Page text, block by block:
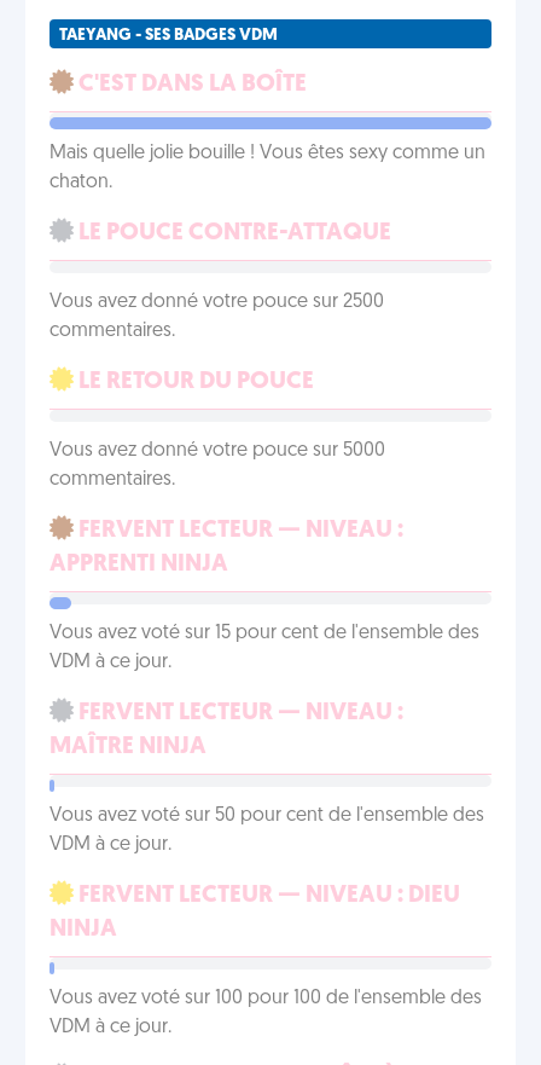
TAEYANG - SES BADGES VDM
C'EST DANS LA BOÎTE
Mais quelle jolie bouille ! Vous êtes sexy comme un
chaton.
LE POUCE CONTRE-ATTAQUE
Vous avez donné votre pouce sur 2500
commentaires.
LE RETOUR DU POUCE
Vous avez donné votre pouce sur 5000
commentaires.
FERVENT LECTEUR — NIVEAU :
APPRENTI NINJA
Vous avez voté sur 15 pour cent de l'ensemble des
VDM à ce jour.
FERVENT LECTEUR — NIVEAU :
MAÎTRE NINJA
Vous avez voté sur 50 pour cent de l'ensemble des
VDM à ce jour.
FERVENT LECTEUR — NIVEAU : DIEU
NINJA
Vous avez voté sur 100 pour 100 de l'ensemble des
VDM à ce jour.